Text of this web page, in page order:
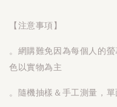
【注意事項】
。網購難免因為每個人的
色以實物為主
。隨機抽樣＆手工測量，